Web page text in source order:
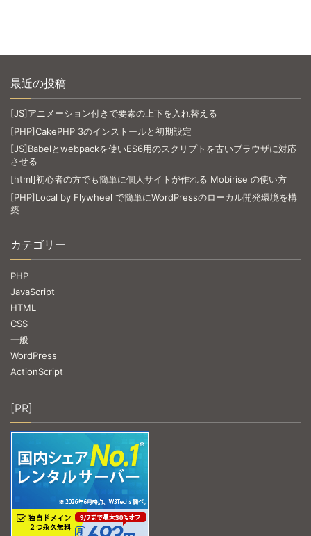
最近の投稿
[JS]アニメーション付きで要素の上下を入れ替える
[PHP]CakePHP 3のインストールと初期設定
[JS]Babelとwebpackを使いES6用のスクリプトを古いブラウザに対応
させる
[html]初心者の方でも簡単に個人サイトが作れる Mobirise の使い方
[PHP]Local by Flywheel で簡単にWordPressのローカル開発環境を構
築
カテゴリー
PHP
JavaScript
HTML
CSS
一般
WordPress
ActionScript
[PR]